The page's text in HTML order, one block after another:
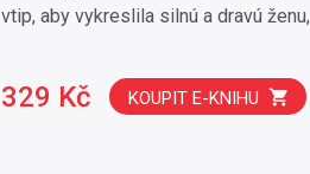
vtip, aby vykreslila silnú a dravú
329 Kč KOUPIT E-KNIHU